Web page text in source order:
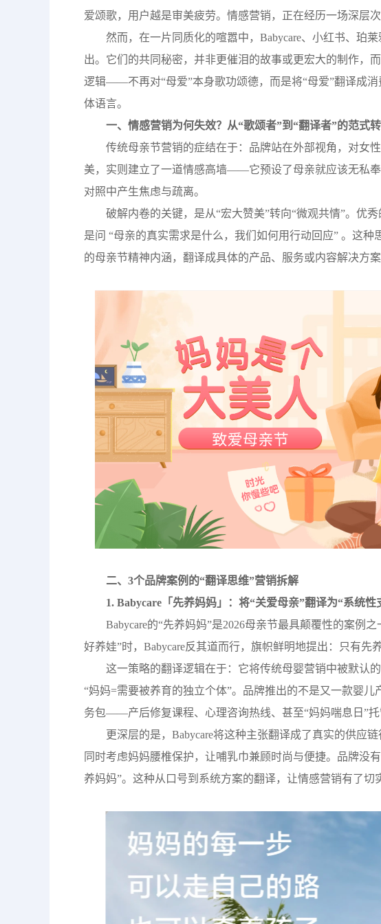
爱颂歌，用户越是审美疲劳。情感营销，正在经历一场深层次
然而，在一片同质化的喧嚣中，Babycare、小红书、珀
出。它们的共同秘密，并非更催泪的故事或更宏大的制作，
逻辑——不再对“母爱”本身歌功颂德，而是将“母爱”翻译成
体语言。
一、情感营销为何失效？从“歌颂者”到“翻译者”的范式
传统母亲节营销的症结在于：品牌站在外部视角，对女
美，实则建立了一道情感高墙——它预设了母亲就应该无私
对照中产生焦虑与疏离。
破解内卷的关键，是从“宏大赞美”转向“微观共情”。优
是问 “母亲的真实需求是什么，我们如何用行动回应” 。这
的母亲节精神内涵，翻译成具体的产品、服务或内容解决方案
二、3个品牌案例的“翻译思维”营销拆解
1. Babycare「先养妈妈」：将“关爱母亲”翻译为“系统性
Babycare的“先养妈妈”是2026母亲节最具颠覆性的案例
好养娃”时，Babycare反其道而行，旗帜鲜明地提出：只有先
这一策略的翻译逻辑在于：它将传统母婴营销中被默认
“妈妈=需要被养育的独立个体”。品牌推出的不是又一款婴
务包——产后修复课程、心理咨询热线、甚至“妈妈喘息日”托
更深层的是，Babycare将这种主张翻译成了真实的供应
同时考虑妈妈腰椎保护，让哺乳巾兼顾时尚与便捷。品牌没
养妈妈”。这种从口号到系统方案的翻译，让情感营销有了切